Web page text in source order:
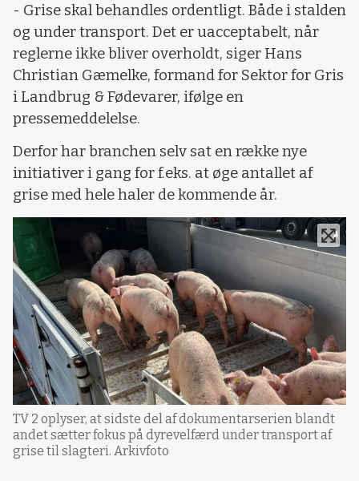
- Grise skal behandles ordentligt. Både i stalden
og under transport. Det er uacceptabelt, når
reglerne ikke bliver overholdt, siger Hans
Christian Gæmelke, formand for Sektor for Gris
i Landbrug & Fødevarer, ifølge en
pressemeddelelse.
Derfor har branchen selv sat en række nye
initiativer i gang for f.eks. at øge antallet af
grise med hele haler de kommende år.
TV 2 oplyser, at sidste del af dokumentarserien blandt
andet sætter fokus på dyrevelfærd under transport af
grise til slagteri. Arkivfoto